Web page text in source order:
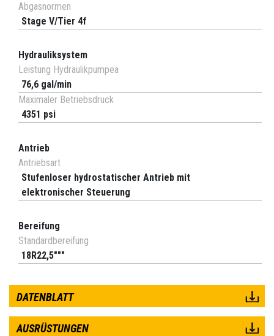
Abgasnormen
Stage V/Tier 4f
Hydrauliksystem
Leistung Hydraulikpumpea
76,6 gal/min
Maximaler Betriebsdruck
4351 psi
Antrieb
Antriebsart
Stufenloser hydrostatischer Antrieb mit
elektronischer Steuerung
Bereifung
Standardbereifung
18R22,5"""
DATENBLATT
AUSRÜSTUNGEN